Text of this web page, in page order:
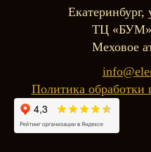
ТЦ
Меховое
Политика обработки